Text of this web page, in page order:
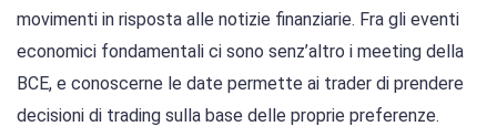
movimenti in risposta alle notizie finanziarie. Fra gli eventi
economici fondamentali ci sono senz’altro i meeting della
BCE, e conoscerne le date permette ai trader di prendere
decisioni di trading sulla base delle proprie preferenze.